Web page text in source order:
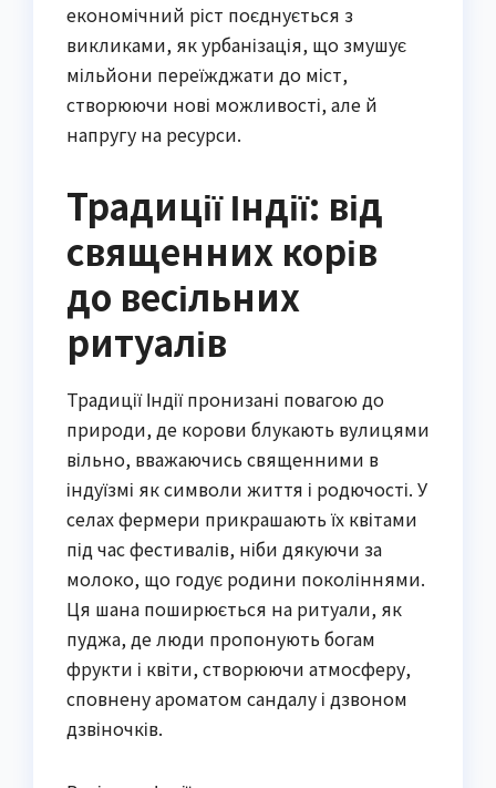
економічний ріст поєднується з
викликами, як урбанізація, що змушує
мільйони переїжджати до міст,
створюючи нові можливості, але й
напругу на ресурси.
Традиції Індії: від
священних корів
до весільних
ритуалів
Традиції Індії пронизані повагою до
природи, де корови блукають вулицями
вільно, вважаючись священними в
індуїзмі як символи життя і родючості. У
селах фермери прикрашають їх квітами
під час фестивалів, ніби дякуючи за
молоко, що годує родини поколіннями.
Ця шана поширюється на ритуали, як
пуджа, де люди пропонують богам
фрукти і квіти, створюючи атмосферу,
сповнену ароматом сандалу і дзвоном
дзвіночків.